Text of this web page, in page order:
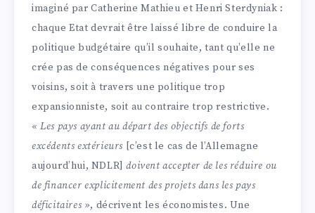
imaginé par Catherine Mathieu et Henri Sterdyniak :
chaque Etat devrait être laissé libre de conduire la
politique budgétaire qu’il souhaite, tant qu’elle ne
crée pas de conséquences négatives pour ses
voisins, soit à travers une politique trop
expansionniste, soit au contraire trop restrictive.
« Les pays ayant au départ des objectifs de forts
excédents extérieurs [c’est le cas de l’Allemagne
aujourd’hui, NDLR] doivent accepter de les réduire ou
de financer explicitement des projets dans les pays
déficitaires », décrivent les économistes. Une